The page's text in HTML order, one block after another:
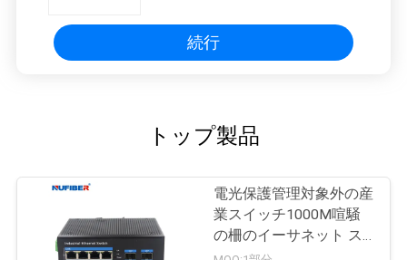
続行
トップ製品
電光保護管理対象外の産
業スイッチ1000M喧騒
の柵のイーサネット ス
イッチ